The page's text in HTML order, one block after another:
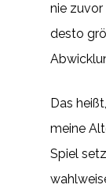
nie zuvor
desto
Das
meine
Spiel